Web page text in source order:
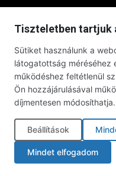
© Debrecenben
Impresszum
|
Tiszteletben tartjuk
Sütiket használunk a
látogatottság méréséhez
működéshez feltétlenül
Ön hozzájárulásával
díjmentesen módosíthatja.
Beállítások
Mindet elfogadom